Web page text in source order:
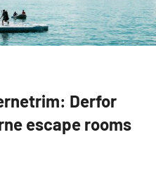
Derfor
escape rooms